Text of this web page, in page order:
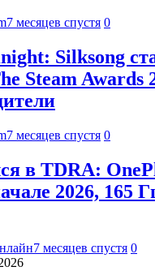
7 месяцев спустя 0
Silksong
Steam Awards
7 месяцев спустя 0
в TDRA:
2026, 165
7 месяцев спустя 0